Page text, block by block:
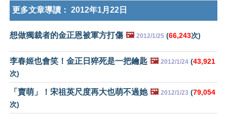
更多文章導讀： 2012年1月22日
想做獨裁者的金正恩被軍方打傷 🖼️ 2012/1/25 (66,243次)
李春姬也會笑！金正日猝死是一把鑰匙 🖼️ 2012/1/24 (43,921
次)
「賣萌」！宋祖英尺度再大也萌不過她 🖼️ 2012/1/23 (79,054
次)